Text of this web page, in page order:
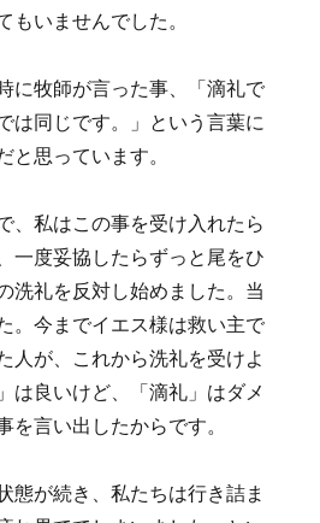
もいませんでした。
に牧師が言った事、「滴礼で
は同じです。」という言葉に
と思っています。
、私はこの事を受け入れたら
一度妥協したらずっと尾をひ
洗礼を反対し始めました。当
。今までイエス様は救い主で
人が、これから洗礼を受けよ
は良いけど、「滴礼」はダメ
を言い出したからです。
態が続き、私たちは行き詰ま